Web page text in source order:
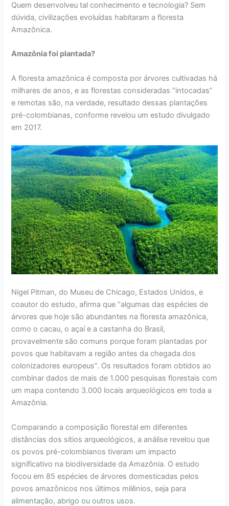
Quem desenvolveu tal conhecimento e tecnologia? Sem
dúvida, civilizações evoluídas habitaram a floresta
Amazônica.
Amazônia foi plantada?
A floresta amazônica é composta por árvores cultivadas há
milhares de anos, e as florestas consideradas “intocadas”
e remotas são, na verdade, resultado dessas plantações
pré-colombianas, conforme revelou um estudo divulgado
em 2017.
Nigel Pitman, do Museu de Chicago, Estados Unidos, e
coautor do estudo, afirma que “algumas das espécies de
árvores que hoje são abundantes na floresta amazônica,
como o cacau, o açaí e a castanha do Brasil,
provavelmente são comuns porque foram plantadas por
povos que habitavam a região antes da chegada dos
colonizadores europeus”. Os resultados foram obtidos ao
combinar dados de mais de 1.000 pesquisas florestais com
um mapa contendo 3.000 locais arqueológicos em toda a
Amazônia.
Comparando a composição florestal em diferentes
distâncias dos sítios arqueológicos, a análise revelou que
os povos pré-colombianos tiveram um impacto
significativo na biodiversidade da Amazônia. O estudo
focou em 85 espécies de árvores domesticadas pelos
povos amazônicos nos últimos milênios, seja para
alimentação, abrigo ou outros usos.